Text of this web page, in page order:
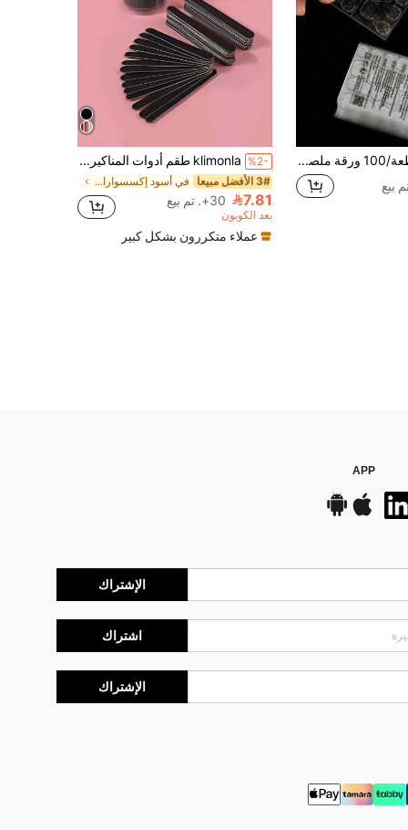
2400 قطعة/100 ورقة ملصقات أظافر جيلي جل، ملصقات أظافر فائقة الرقة، لاصق شفاف ثنائي الجانب، قابلة لإعادة الاستخدام، لزخرفة الأظافر الفنية، مناسبة للأظافر المثبتة، أوراق ملصقات الأظافر، ملصقات أظافر DIY %2- klimonla طقم أدوات المناكير - 80 قطعة من ملفات الأظافر الرملية ذات الوجهين، لوح الأمري، أدوات المناكير والبديكير في حاوية محمولة سوداء للاستخدام المنزلي والصالون، لوازم الأظافر، أدوات الأظافر، أدوات فن الأظافر، العودة إلى المدرسة، الأظافر، أدوات الأظافر لأظافر الضغط
3# الأفضل مبيعا في أسود إكسسوارات فن الأظافر
7.81 30+. تم بيع
بعد الكوبون
عملاء متكررون بشكل كبير
APP
الإشتراك
اشتراك
الإشتراك